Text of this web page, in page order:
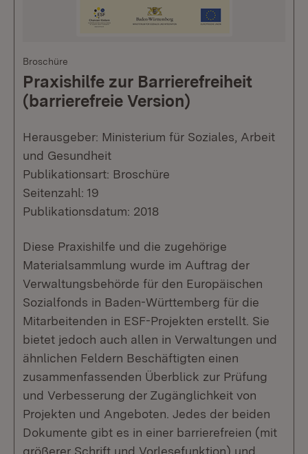
Broschüre
Praxishilfe zur Barrierefreiheit
(barrierefreie Version)
Herausgeber: Ministerium für Soziales, Arbeit
und Gesundheit
Publikationsart: Broschüre
Seitenzahl: 19
Publikationsdatum: 2018
Diese Praxishilfe und die zugehörige
Materialsammlung wurde im Auftrag der
Verwaltungsbehörde für den Europäischen
Sozialfonds in Baden-Württemberg für die
Mitarbeitenden in ESF-Projekten erstellt. Sie
bietet jedoch auch allen in Verwaltungen und
ähnlichen Feldern Beschäftigten einen
zusammenfassenden Überblick zur Prüfung
und Verbesserung der Zugänglichkeit von
Projekten und Angeboten. Jedes der beiden
Dokumente gibt es in einer barrierefreien (mit